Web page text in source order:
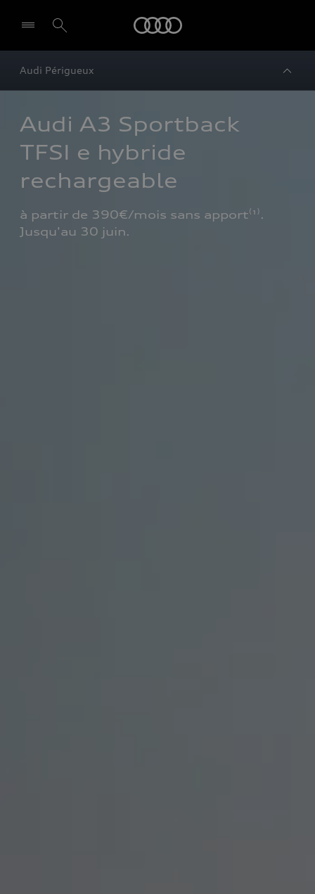
Audi Périgueux
Audi A3 Sportback
TFSI e hybride
rechargeable
à partir de 390€/mois sans apport⁽¹⁾.
Jusqu'au 30 juin.